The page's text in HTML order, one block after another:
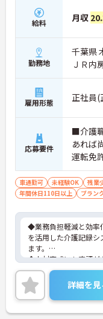
給料 月収
勤務地
千葉県
ＪＲ内
雇用形態 正社員(
応募要件
■介護
あれば
運転免
スに関
に入る
車通勤可 未経験OK 残業
年間休日110日以上
ブラン
◆業務負担軽減と効率
を活用した介護記録
ます。
◆人材育成にも定評が
加え、本部主導の集
ど、未経験からでも着
体制が整っています
◆育児・介護支援制度
得推進や、学習・健
詳細を見